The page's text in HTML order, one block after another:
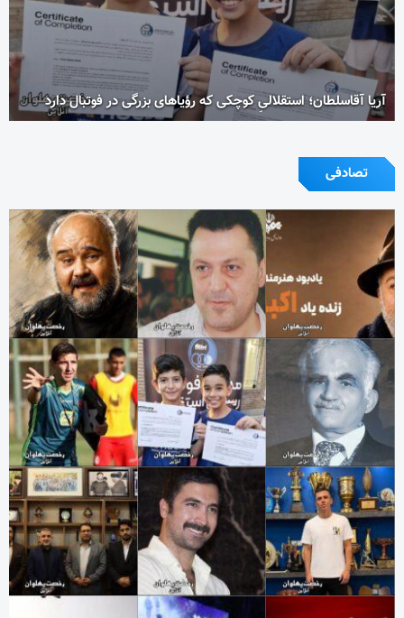
آریا آقاسلطان؛ استقلالیِ کوچکی که رؤیاهای بزرگی در فوتبال دارد
تصادفی